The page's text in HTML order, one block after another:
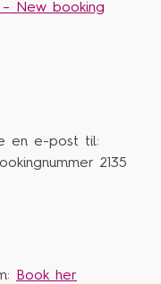
New booking
en e-post til:
2135
Book her